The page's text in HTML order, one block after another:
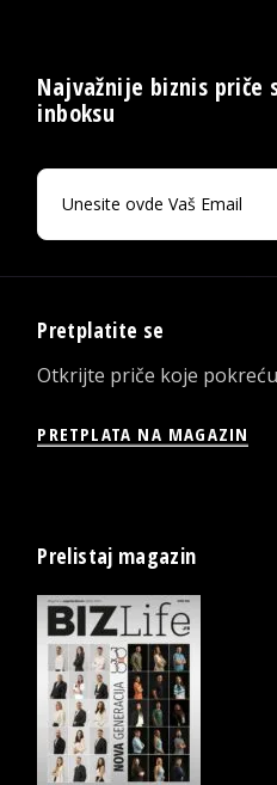
Najvažnije biznis priče
inboksu
Pretplatite se
Otkrijte priče koje
PRETPLATA NA MAGAZIN
Prelistaj magazin